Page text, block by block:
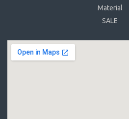
Material
SALE